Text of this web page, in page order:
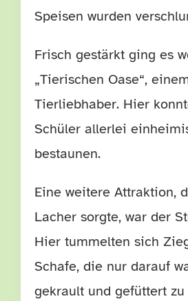
Speisen wurden
Frisch gestärkt ging es
„Tierischen Oase“,
Tierliebhaber. Hier
Schüler allerlei
bestaunen.
Eine weitere Attraktion,
Lacher sorgte, war der
Hier tummelten sich
Schafe, die nur darauf
gekrault und gefüttert zu